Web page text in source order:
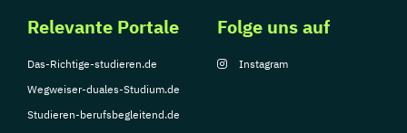
Relevante Portale
Das-Richtige-studieren.de
Wegweiser-duales-Studium.de
Studieren-berufsbegleitend.de
Folge uns auf
Instagram